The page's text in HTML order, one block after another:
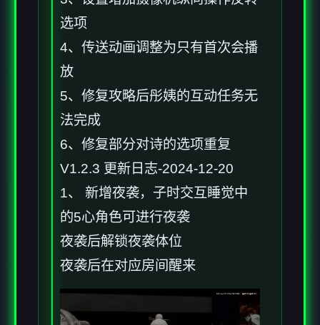
选项
4、传送动画调整为只有首次会播
放
5、修复攻略后彤姨的互动任务无
法完成
6、修复部分对诗的选项重复
V1.2.3 更新日志-2024-12-20
1、 新增夜袭，子时交互睡觉中
的5心角色可进行夜袭
夜袭后解锁夜袭体位
夜袭后在对应房间醒来